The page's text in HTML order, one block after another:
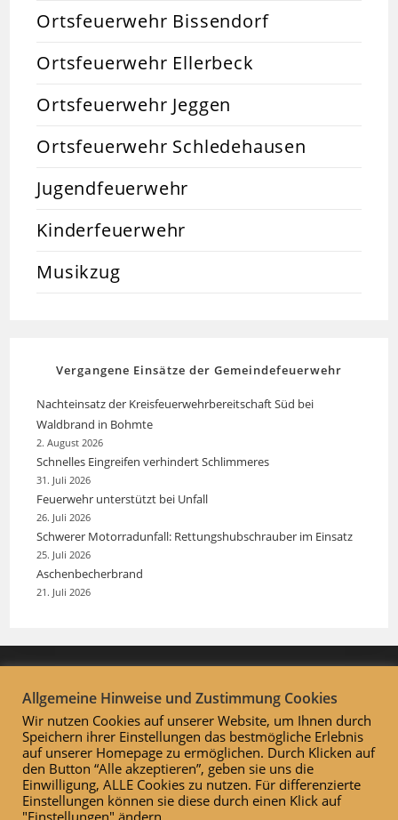
Ortsfeuerwehr Bissendorf
Ortsfeuerwehr Ellerbeck
Ortsfeuerwehr Jeggen
Ortsfeuerwehr Schledehausen
Jugendfeuerwehr
Kinderfeuerwehr
Musikzug
Vergangene Einsätze der Gemeindefeuerwehr
Nachteinsatz der Kreisfeuerwehrbereitschaft Süd bei
Waldbrand in Bohmte
2. August 2026
Schnelles Eingreifen verhindert Schlimmeres
31. Juli 2026
Feuerwehr unterstützt bei Unfall
26. Juli 2026
Schwerer Motorradunfall: Rettungshubschrauber im Einsatz
25. Juli 2026
Aschenbecherbrand
21. Juli 2026
Allgemeine Hinweise und Zustimmung Cookies
Wir nutzen Cookies auf unserer Website, um Ihnen durch
Speichern ihrer Einstellungen das bestmögliche Erlebnis
auf unserer Homepage zu ermöglichen. Durch Klicken auf
den Button “Alle akzeptieren”, geben sie uns die
Einwilligung, ALLE Cookies zu nutzen. Für differenzierte
Einstellungen können sie diese durch einen Klick auf
"Einstellungen" ändern.